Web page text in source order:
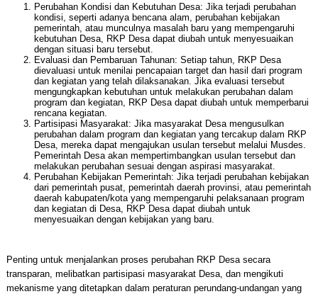
Perubahan Kondisi dan Kebutuhan Desa: Jika terjadi perubahan
kondisi, seperti adanya bencana alam, perubahan kebijakan
pemerintah, atau munculnya masalah baru yang mempengaruhi
kebutuhan Desa, RKP Desa dapat diubah untuk menyesuaikan
dengan situasi baru tersebut.
Evaluasi dan Pembaruan Tahunan: Setiap tahun, RKP Desa
dievaluasi untuk menilai pencapaian target dan hasil dari program
dan kegiatan yang telah dilaksanakan. Jika evaluasi tersebut
mengungkapkan kebutuhan untuk melakukan perubahan dalam
program dan kegiatan, RKP Desa dapat diubah untuk memperbarui
rencana kegiatan.
Partisipasi Masyarakat: Jika masyarakat Desa mengusulkan
perubahan dalam program dan kegiatan yang tercakup dalam RKP
Desa, mereka dapat mengajukan usulan tersebut melalui Musdes.
Pemerintah Desa akan mempertimbangkan usulan tersebut dan
melakukan perubahan sesuai dengan aspirasi masyarakat.
Perubahan Kebijakan Pemerintah: Jika terjadi perubahan kebijakan
dari pemerintah pusat, pemerintah daerah provinsi, atau pemerintah
daerah kabupaten/kota yang mempengaruhi pelaksanaan program
dan kegiatan di Desa, RKP Desa dapat diubah untuk
menyesuaikan dengan kebijakan yang baru.
Penting untuk menjalankan proses perubahan RKP Desa secara
transparan, melibatkan partisipasi masyarakat Desa, dan mengikuti
mekanisme yang ditetapkan dalam peraturan perundang-undangan yang